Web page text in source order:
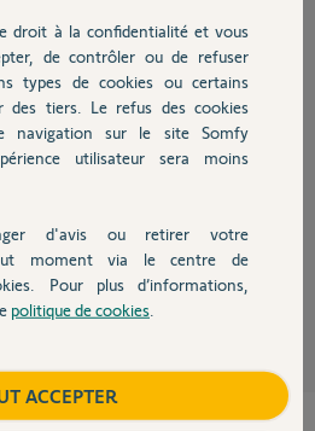
au fil de discussion
a presque 4 ans
droit à la confidentialité et vous
de contrôler ou de refuser
types de cookies ou certains
des tiers. Le refus des cookies
navigation sur le site Somfy
utilisateur sera moins
d'avis ou retirer votre
moment via le centre de
Pour plus d’informations,
politique de cookies
ACCEPTER